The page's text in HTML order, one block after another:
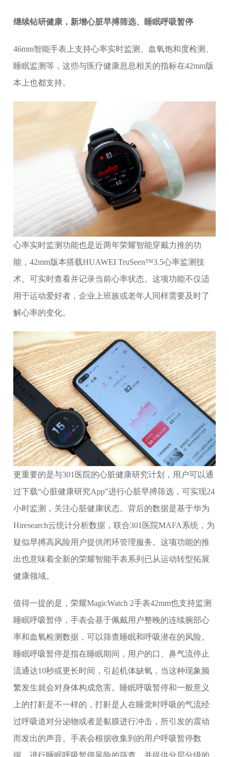
继续钻研健康，新增心脏早搏筛选、睡眠呼吸暂停
46mm智能手表上支持心率实时监测、血氧饱和度检测、
睡眠监测等，这些与医疗健康息息相关的指标在42mm版
本上也都支持。
心率实时监测功能也是近两年荣耀智能穿戴力推的功
能，42mm版本搭载HUAWEI TruSeen™3.5心率监测技
术。可实时查看并记录当前心率状态。这项功能不仅适
用于运动爱好者，企业上班族或老年人同样需要及时了
解心率的变化。
更重要的是与301医院的心脏健康研究计划，用户可以通
过下载“心脏健康研究App”进行心脏早搏筛选，可实现24
小时监测，关注心脏健康状态。背后的数据是基于华为
Hiresearch云统计分析数据，联合301医院MAFA系统，为
疑似早搏高风险用户提供闭环管理服务。这项功能的推
出也意味着全新的荣耀智能手表系列已从运动转型拓展
健康领域。
值得一提的是，荣耀MagicWatch 2手表42mm也支持监测
睡眠呼吸暂停，手表会基于佩戴用户整晚的连续腕部心
率和血氧检测数据，可以筛查睡眠和呼吸潜在的风险。
睡眠呼吸暂停是指在睡眠期间，用户的口、鼻气流停止
流通达10秒或更长时间，引起机体缺氧，当这种现象频
繁发生就会对身体构成危害。睡眠呼吸暂停和一般意义
上的打鼾是不一样的，打鼾是人在睡觉时呼吸的气流经
过呼吸道对分泌物或者是黏膜进行冲击，所引发的震动
而发出的声音。手表会根据收集到的用户呼吸暂停数
据，进行睡眠呼吸暂停风险的筛查，并提供分层分级的